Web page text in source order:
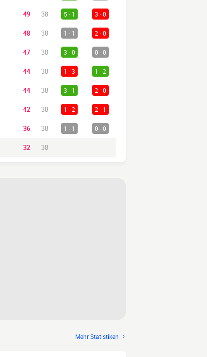
49 38 5 - 1 3 - 0
48 38 1 - 1 2 - 0
47 38 3 - 0 0 - 0
44 38 1 - 3 1 - 2
44 38 3 - 1 2 - 0
42 38 1 - 2 2 - 1
36 38 1 - 1 0 - 0
32 38
Mehr Statistiken